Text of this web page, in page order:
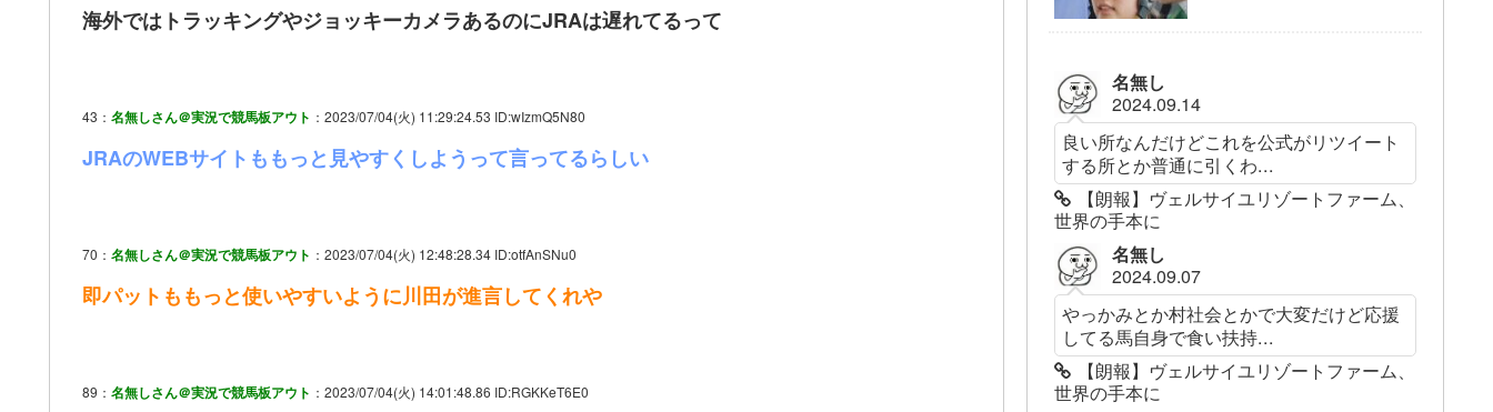
海外ではトラッキングやジョッキーカメラあるのにJRAは遅れてるって
43： 名無しさん＠実況で競馬板アウト ：2023/07/04(火) 11:29:24.53 ID:wIzmQ5N80
JRAのWEBサイトももっと見やすくしようって言ってるらしい
70： 名無しさん＠実況で競馬板アウト ：2023/07/04(火) 12:48:28.34 ID:otfAnSNu0
即パットももっと使いやすいように川田が進言してくれや
89： 名無しさん＠実況で競馬板アウト ：2023/07/04(火) 14:01:48.86 ID:RGKKeT6E0
名無し
2024.09.14
良い所なんだけどこれを公式がリツイート
する所とか普通に引くわ...
【朗報】ヴェルサイユリゾートファーム、
世界の手本に
名無し
2024.09.07
やっかみとか村社会とかで大変だけど応援
してる馬自身で食い扶持...
【朗報】ヴェルサイユリゾートファーム、
世界の手本に